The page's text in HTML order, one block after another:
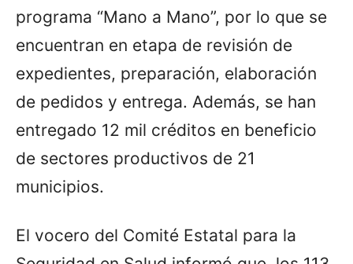
programa “Mano a Mano”, por lo que se
encuentran en etapa de revisión de
expedientes, preparación, elaboración
de pedidos y entrega. Además, se han
entregado 12 mil créditos en beneficio
de sectores productivos de 21
municipios.
El vocero del Comité Estatal para la